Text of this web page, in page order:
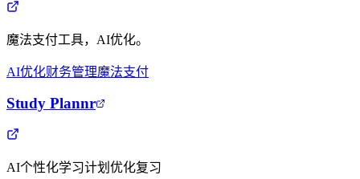
魔法支付工具，AI优化。
AI优化财务管理魔法支付
Study Plannr
AI个性化学习计划优化复习